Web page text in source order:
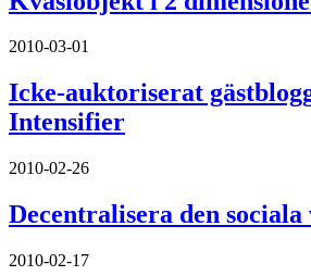
2010-03-01
Icke-auktoriserat
Intensifier
2010-02-26
Decentralisera den sociala
2010-02-17